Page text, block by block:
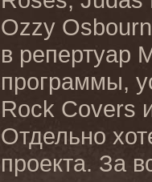
Ozzy
в репертуар
программы,
Rock Covers
Отдельно
проекта. За